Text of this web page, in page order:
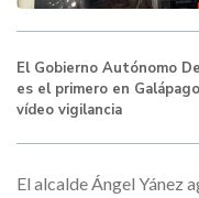
El Gobierno Autónomo
es el primero en
vídeo vigilancia
El alcalde Ángel Yánez